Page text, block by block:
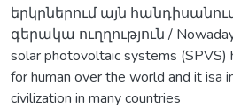
երկրներում այն
գերակա ուղղություն /
solar photovoltaic systems (SPVS)
for human over the world and it isa
civilization in many countries